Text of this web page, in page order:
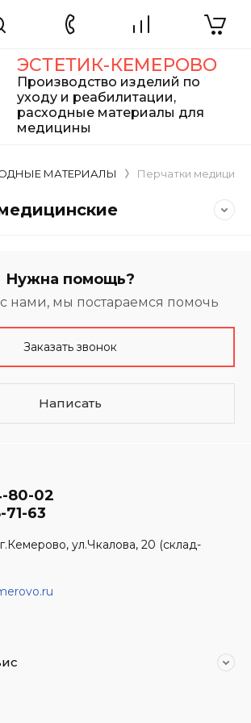
ЭСТЕТИК-КЕМЕРОВО
Производство изделий по
уходу и реабилитации,
расходные материалы для
медицины
МАТЕРИАЛЫ Перчатки
Нужна помощь?
нами, мы постараемся помочь
Заказать звонок
Написать
80-02
71-63
ул.Чкалова, 20 (склад-